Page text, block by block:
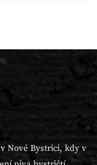
Nové Bystrici, kdy v